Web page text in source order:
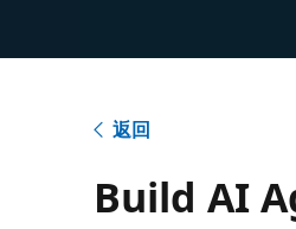
返回
Build AI